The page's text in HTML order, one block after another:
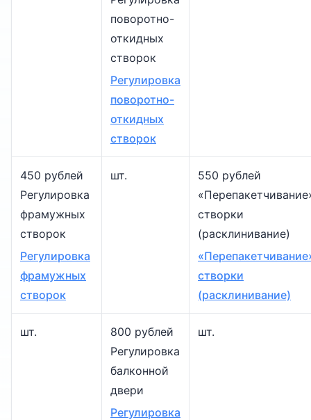
поворотно-
откидных
створок
Регулировка
поворотно-
откидных
створок
450 рублей
Регулировка
фрамужных
створок
Регулировка
фрамужных
створок
шт.
550 рублей
створки
(расклинивание)
створки
(расклинивание)
шт.
800 рублей
Регулировка
балконной
двери
Регулировка
шт.